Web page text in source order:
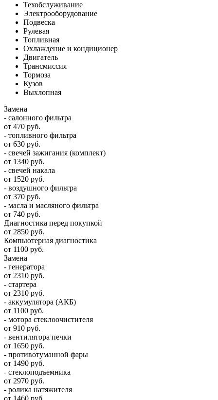
Техобслуживание
Электрооборудование
Подвеска
Рулевая
Топливная
Охлаждение и кондиционер
Двигатель
Трансмиссия
Тормоза
Кузов
Выхлопная
Замена
- салонного фильтра
от 470 руб.
- топливного фильтра
от 630 руб.
- свечей зажигания (комплект)
от 1340 руб.
- свечей накала
от 1520 руб.
- воздушного фильтра
от 370 руб.
- масла и масляного фильтра
от 740 руб.
Диагностика перед покупкой
от 2850 руб.
Компьютерная диагностика
от 1100 руб.
Замена
- генератора
от 2310 руб.
- стартера
от 2310 руб.
- аккумулятора (АКБ)
от 1100 руб.
- мотора стеклоочистителя
от 910 руб.
- вентилятора печки
от 1650 руб.
- противотуманной фары
от 1490 руб.
- стеклоподъемника
от 2970 руб.
- ролика натяжителя